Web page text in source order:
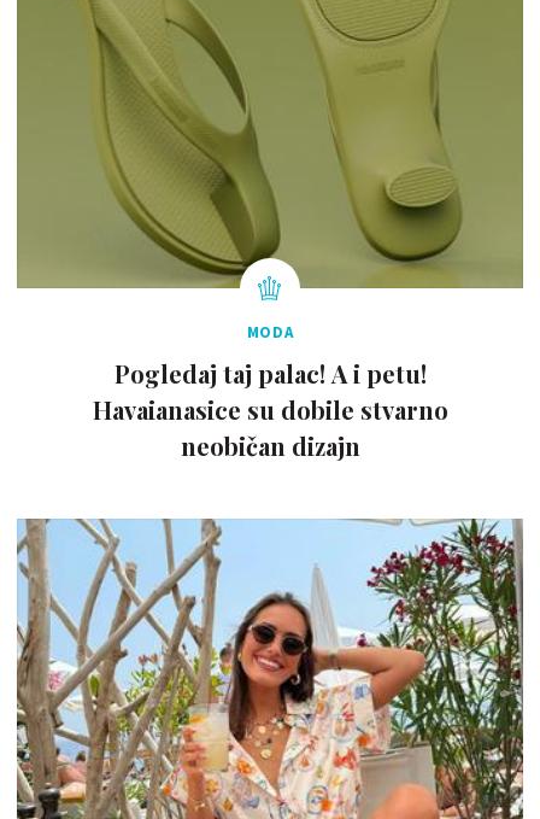
MODA
Pogledaj taj palac! A i petu!
Havaianasice su dobile stvarno
neobičan dizajn